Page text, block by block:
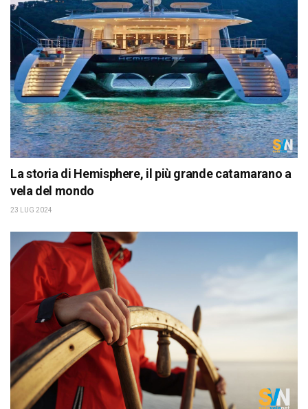
La storia di Hemisphere, il più grande catamarano a
vela del mondo
23 LUG 2024